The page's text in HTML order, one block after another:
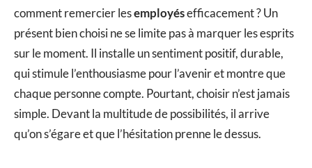
comment remercier lesemployésefficacement ? Un
présent bien choisi ne se limite pas à marquer les esprits
sur le moment. Il installe un sentiment positif, durable,
qui stimule l’enthousiasme pour l’avenir et montre que
chaque personne compte. Pourtant, choisir n’est jamais
simple. Devant la multitude de possibilités, il arrive
qu’on s’égare et que l’hésitation prenne le dessus.